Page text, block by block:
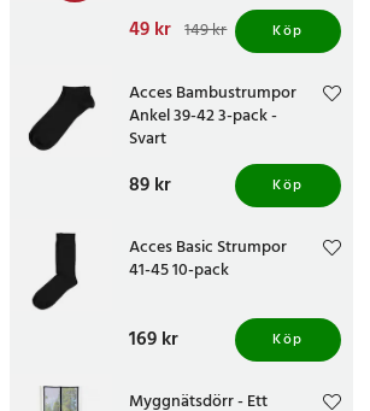
Nuvarande pris
Tidigare pris 149 kr
49 kr 149 kr Köp
Acces Bambustrumpor
Ankel 39-42 3-pack -
Svart
Pris:89 kr
89 kr Köp
Acces Basic Strumpor
41-45 10-pack
Pris :169 kr
169 kr Köp
Myggnätsdörr - Ett